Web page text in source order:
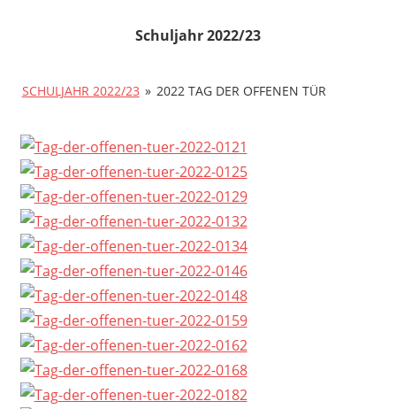
Schuljahr 2022/23
SCHULJAHR 2022/23 » 2022 TAG DER OFFENEN TÜR